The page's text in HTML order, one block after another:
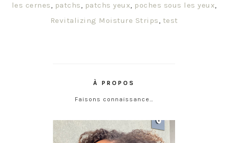
les cernes, patchs, patchs yeux, poches sous les yeux,
Revitalizing Moisture Strips, test
À PROPOS
Faisons connaissance…